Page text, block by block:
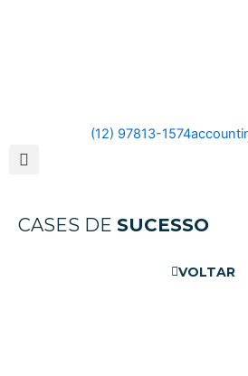
(12) 97813-1574
CASES DE SUCESSO
VOLTAR